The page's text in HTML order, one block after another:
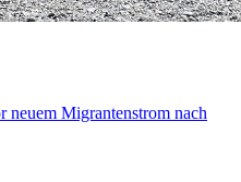
neuem Migrantenstrom nach